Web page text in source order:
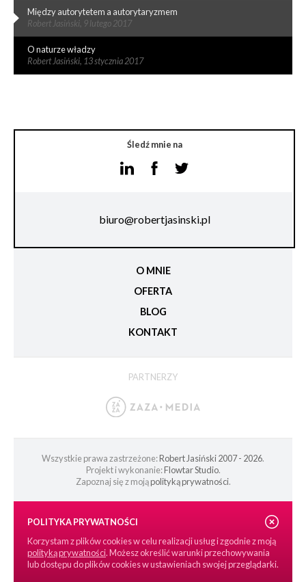
Między autorytetem a autorytaryzmem
Robert Jasiński, 9 lutego 2017
O naturze władzy
Robert Jasiński, 13 stycznia 2017
Śledź mnie na
biuro@robertjasinski.pl
O MNIE
OFERTA
BLOG
KONTAKT
PARTNERZY
Wszystkie prawa zastrzeżone:Robert Jasiński 2007 - 2026.
Projekt i wykonanie:Flowtar Studio.
Zapoznaj się z mojąpolityką prywatności.
POLITYKA PRYWATNOŚCI
Korzystam z plików cookies w celu realizacji usług i zgodnie z moją
polityką prywatności. Możesz określić warunki przechowywania
lub dostępu do plików cookies w ustawieniach swojej przeglądarki.